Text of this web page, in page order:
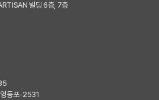
빌딩 6층, 7층
등포-2531